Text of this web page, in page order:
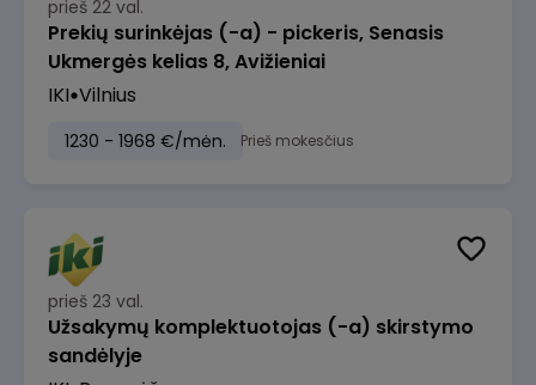
prieš 22 val.
Prekių surinkėjas (-a) - pickeris, Senasis
Ukmergės kelias 8, Avižieniai
IKI Vilnius
1230 - 1968 €/mėn. Prieš mokesčius
prieš 23 val.
Užsakymų komplektuotojas (-a) skirstymo
sandėlyje